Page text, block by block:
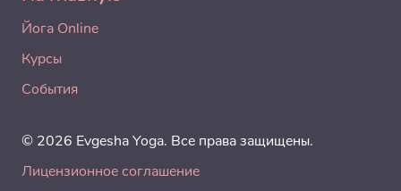
Йога Online
Курсы
События
© 2026 Evgesha Yoga. Все права защищены.
Лицензионное соглашение